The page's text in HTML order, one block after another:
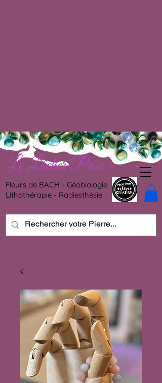
Le Lâcher Prise ®
Fleurs de BACH - Géobiologie
Lithothérapie - Radiesthésie